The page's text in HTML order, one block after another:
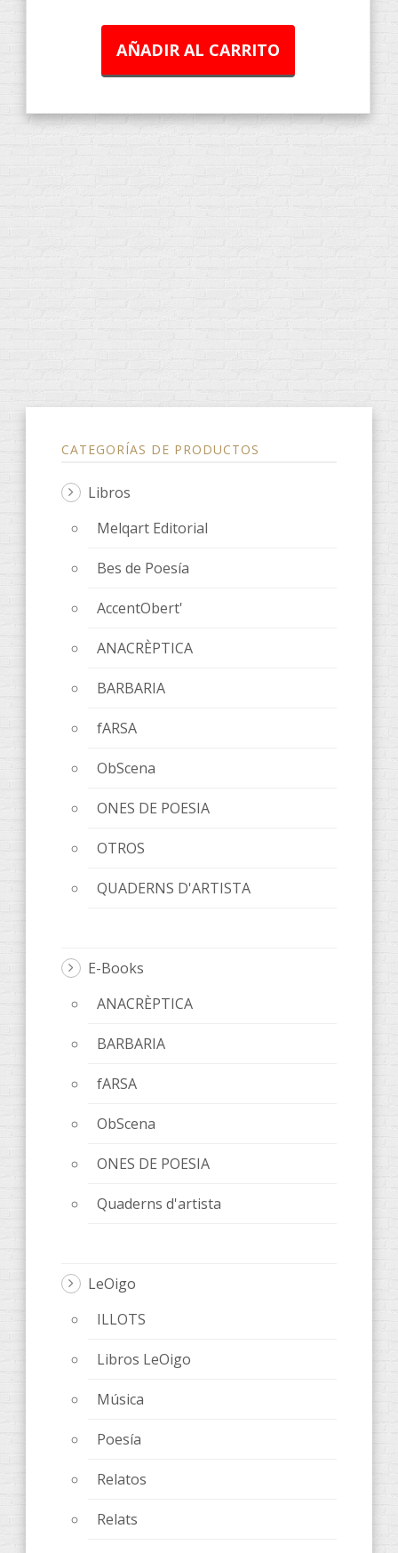
AÑADIR AL CARRITO
CATEGORÍAS DE PRODUCTOS
Libros
Melqart Editorial
Bes de Poesía
AccentObert'
ANACRÈPTICA
BARBARIA
fARSA
ObScena
ONES DE POESIA
OTROS
QUADERNS D'ARTISTA
E-Books
ANACRÈPTICA
BARBARIA
fARSA
ObScena
ONES DE POESIA
Quaderns d'artista
LeOigo
ILLOTS
Libros LeOigo
Música
Poesía
Relatos
Relats